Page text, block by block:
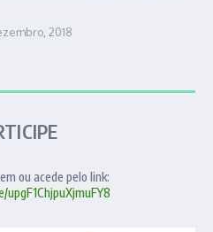
2018
ou acede pelo link: